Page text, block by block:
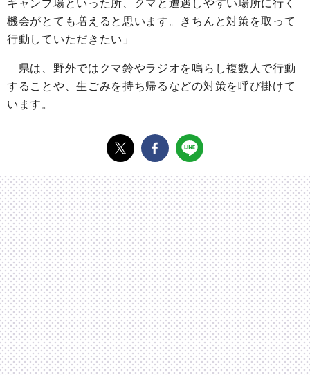
キャンプ場といった所、クマと遭遇しやすい場所に行く
機会がとても増えると思います。きちんと対策を取って
行動していただきたい」
県は、野外ではクマ鈴やラジオを鳴らし複数人で行動
することや、生ごみを持ち帰るなどの対策を呼び掛けて
います。